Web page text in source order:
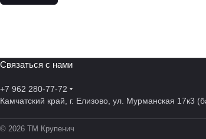
Связаться с нами
+7 962 280-77-72
Камчатский край, г. Елизово, ул. Мурманская 17к3
© 2026 ТМ Крупенич